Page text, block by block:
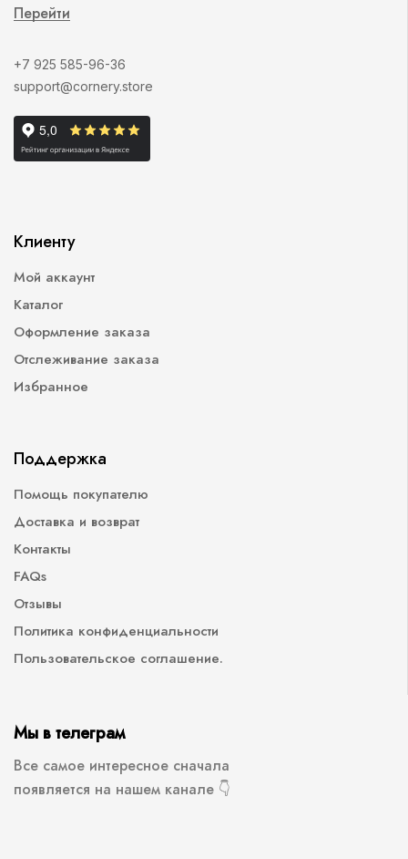
Перейти
+7 925 585-96-36
support@cornery.store
Клиенту
Мой аккаунт
Каталог
Оформление заказа
Отслеживание заказа
Избранное
Поддержка
Помощь покупателю
Доставка и возврат
Контакты
FAQs
Отзывы
Политика конфиденциальности
Пользовательское соглашение.
Мы в телеграм
Все самое интересное сначала
появляется на нашем канале 👇